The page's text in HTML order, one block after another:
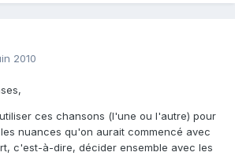
2010
ces chansons (l'une ou l'autre) pour
nuances qu'on aurait commencé avec
c'est-à-dire, décider ensemble avec les